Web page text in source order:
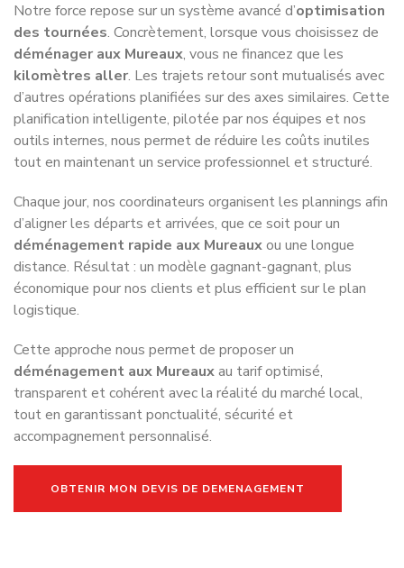
Notre force repose sur un système avancé d’optimisation
des tournées. Concrètement, lorsque vous choisissez de
déménager aux Mureaux, vous ne financez que les
kilomètres aller. Les trajets retour sont mutualisés avec
d’autres opérations planifiées sur des axes similaires. Cette
planification intelligente, pilotée par nos équipes et nos
outils internes, nous permet de réduire les coûts inutiles
tout en maintenant un service professionnel et structuré.
Chaque jour, nos coordinateurs organisent les plannings afin
d’aligner les départs et arrivées, que ce soit pour un
déménagement rapide aux Mureauxou une longue
distance. Résultat : un modèle gagnant-gagnant, plus
économique pour nos clients et plus efficient sur le plan
logistique.
Cette approche nous permet de proposer un
déménagement aux Mureauxau tarif optimisé,
transparent et cohérent avec la réalité du marché local,
tout en garantissant ponctualité, sécurité et
accompagnement personnalisé.
OBTENIR MON DEVIS DE DEMENAGEMENT